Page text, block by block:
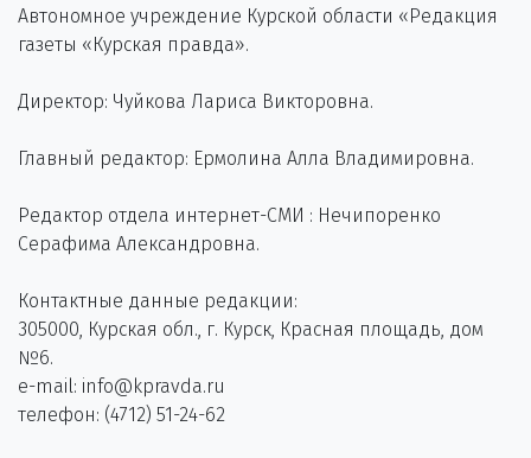
Автономное учреждение Курской области «Редакция
газеты «Курская правда».
Директор: Чуйкова Лариса Викторовна.
Главный редактор: Ермолина Алла Владимировна.
Редактор отдела интернет-СМИ : Нечипоренко
Серафима Александровна.
Контактные данные редакции:
305000, Курская обл., г. Курск, Красная площадь, дом
№6.
e-mail: info@kpravda.ru
телефон: (4712) 51-24-62